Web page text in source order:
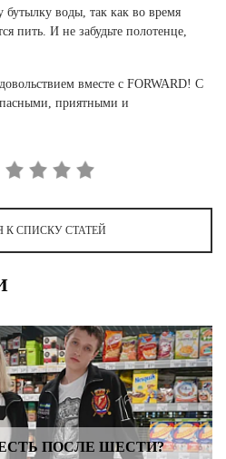
воды, так как во время
пить. И не забудьте полотенце,
вместе с FORWARD! С
приятными и
К СПИСКУ СТАТЕЙ
ПОСЛЕ ШЕСТИ?